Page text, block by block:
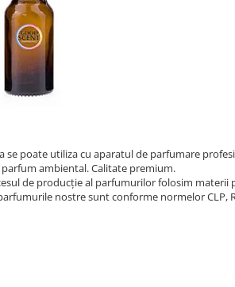
se poate utiliza cu aparatul de parfumare
parfum ambiental. Calitate premium.
de producție al parfumurilor folosim materii
nostre sunt conforme normelor CLP,